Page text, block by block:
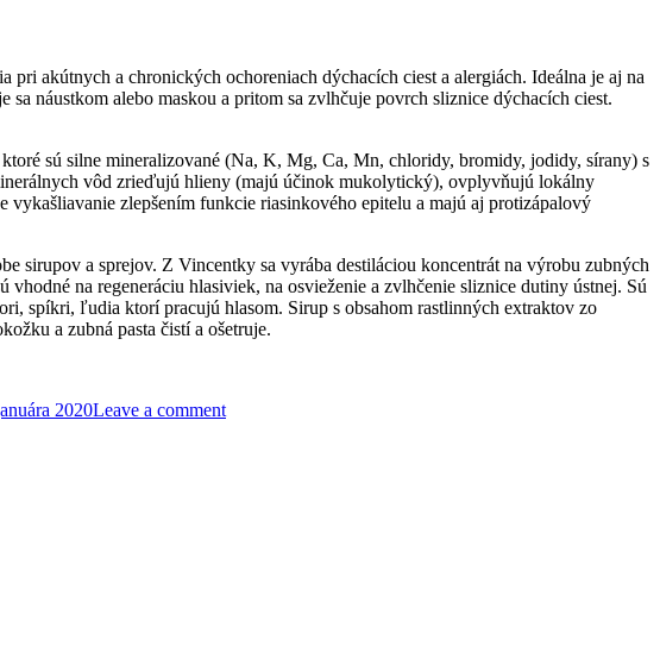
akútnych a chronických ochoreniach dýchacích ciest a alergiách. Ideálna je aj na
náustkom alebo maskou a pritom sa zvlhčuje povrch sliznice dýchacích ciest.
sú silne mineralizované (Na, K, Mg, Ca, Mn, chloridy, bromidy, jodidy, sírany) s
vôd zrieďujú hlieny (majú účinok mukolytický), ovplyvňujú lokálny
zlepšením funkcie riasinkového epitelu a majú aj protizápalový
sirupov a sprejov. Z Vincentky sa vyrába destiláciou koncentrát na výrobu zubných
na regeneráciu hlasiviek, na osvieženie a zvlhčenie sliznice dutiny ústnej. Sú
spíkri, ľudia ktorí pracujú hlasom. Sirup s obsahom rastlinných extraktov zo
a zubná pasta čistí a ošetruje.
2020Leave a comment